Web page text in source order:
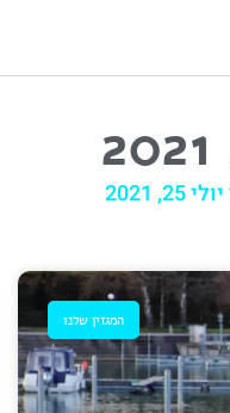
2021
המגזין שלנו